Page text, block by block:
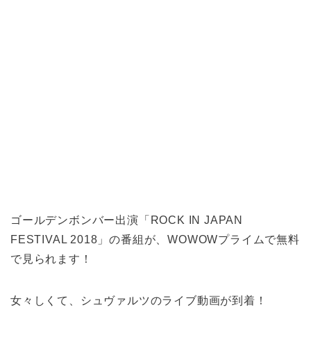
ゴールデンボンバー出演「ROCK IN JAPAN
FESTIVAL 2018」の番組が、WOWOWプライムで無料
で見られます！
女々しくて、シュヴァルツのライブ動画が到着！